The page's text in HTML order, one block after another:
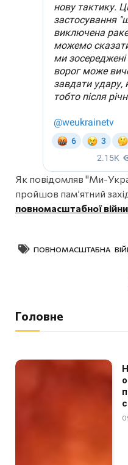
Як повідомляв "Ми-
пройшов пам’ятний
повномасштабної
ПОВНОМАСШТАБНА
Головне